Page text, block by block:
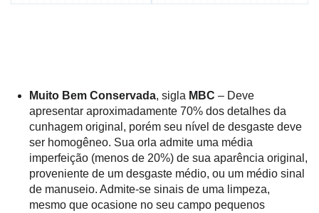
Muito Bem Conservada, sigla MBC – Deve
apresentar aproximadamente 70% dos detalhes da
cunhagem original, porém seu nível de desgaste deve
ser homogêneo. Sua orla admite uma média
imperfeição (menos de 20%) de sua aparência original,
proveniente de um desgaste médio, ou um médio sinal
de manuseio. Admite-se sinais de uma limpeza,
mesmo que ocasione no seu campo pequenos